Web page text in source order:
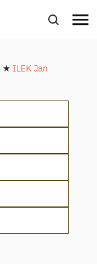
menu
★ ILEK Jan